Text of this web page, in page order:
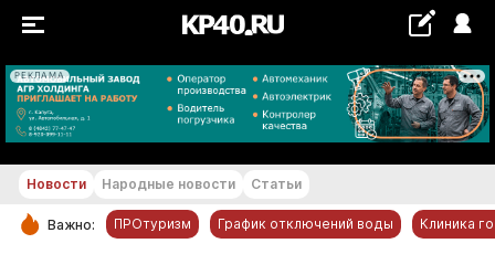
РЕКЛАМА
+27...+28 °С
Новости Народные новости Статьи
Важно: ПРОтуризм График отключений воды Клиника